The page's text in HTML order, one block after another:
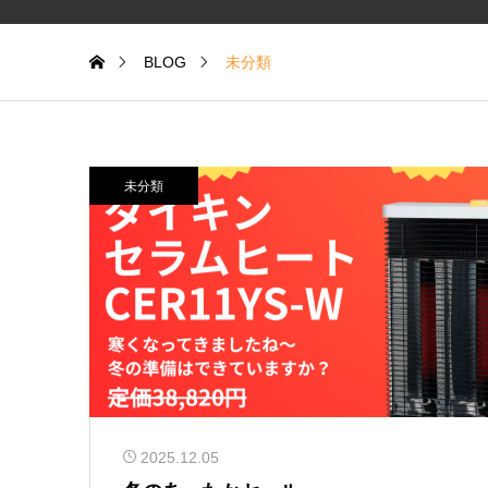
BLOG 未分類
未分類
2025.12.05